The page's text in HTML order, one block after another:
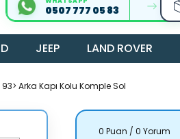
0507 777 05 83
JEEP LAND ROVER
Arka Kapı Kolu Komple Sol
0 Puan / 0 Yorum